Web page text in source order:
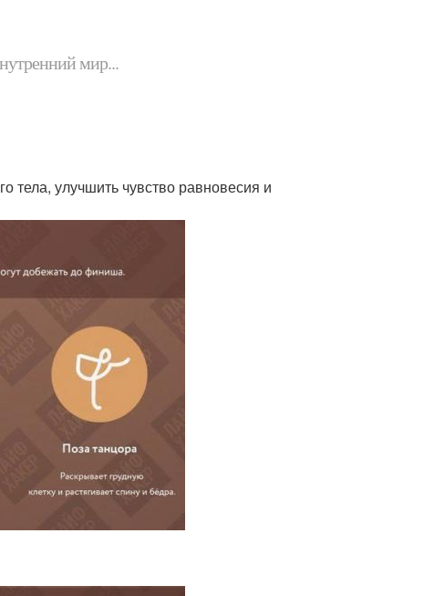
мир...
тела, улучшить чувство равновесия и